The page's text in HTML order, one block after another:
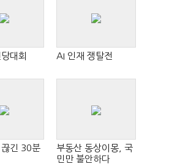
대회 AI 인재 쟁탈전
긴 30분
부동산 동상이몽, 국
민만 불안하다